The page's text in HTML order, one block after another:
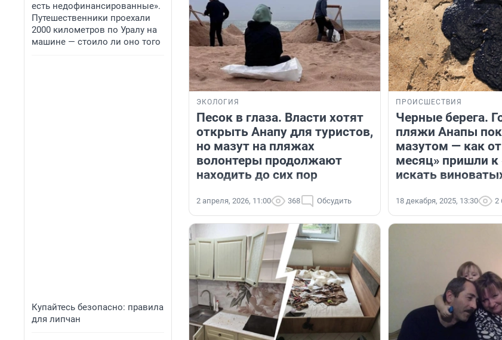
есть недофинансированные».
Путешественники проехали
2000 километров по Уралу на
машине — стоило ли оно того
Купайтесь безопасно: правила
для липчан
ЭКОЛОГИЯ
Песок в глаза. Власти хотят
открыть Анапу для туристов,
но мазут на пляжах
волонтеры продолжают
находить до сих пор
2 апреля, 2026, 11:00 368 Обсудить
ПРОИСШЕСТВИЯ
Черные берега.
пляжи Анапы
мазутом — как
месяц» пришли к
искать
18 декабря, 2025, 13:30 2